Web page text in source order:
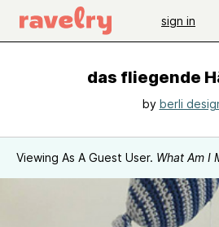
sign in
das fliegende
by berli
Viewing As A Guest User. What Am I